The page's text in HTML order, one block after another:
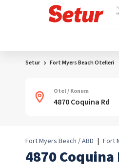
Setur Fort Myers Beach Otelleri
Otel / Konum
Fort Myers Beach / ABD | Fort
4870 Coquina